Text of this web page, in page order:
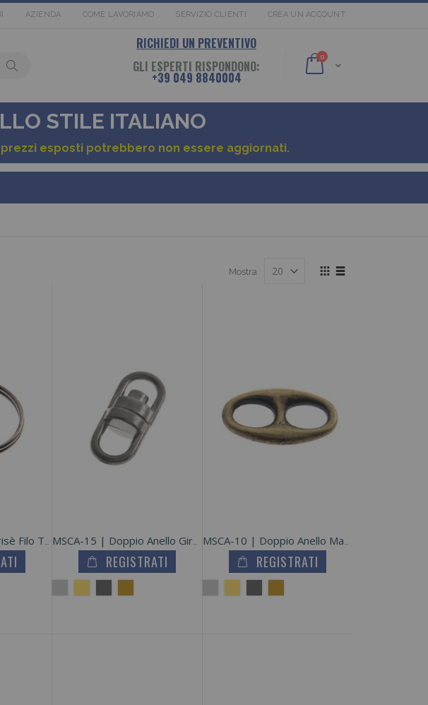
AZIENDA COME LAVORIAMO SERVIZIO CLIENTI CREA UN ACCOUNT
Cart
0elementi
tra
40.000
in
RICHIEDI UN PREVENTIVO
GLI ESPERTI RISPONDONO:
+39 049 8840004
STILE ITALIANO
esposti potrebbero non essere aggiornati.
Mostra
Mostra
MSCA-15 | Doppio Anello Girevole
REGISTRATI REGISTRATI
Cerniera Spirale Nylon Catena 4 Fissa
Agganciatura Con Strass In Vetro Di Cristallo
REGISTRATI